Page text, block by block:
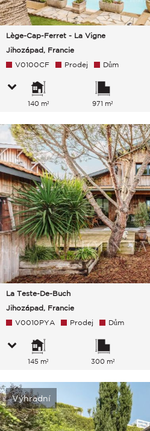
Lège-Cap-Ferret - La Vigne
Jihozápad, Francie
V0100CF Prodej Dům
140 m² 971 m²
La Teste-De-Buch
Jihozápad, Francie
V0010PYA Prodej Dům
145 m² 300 m²
Výhradní